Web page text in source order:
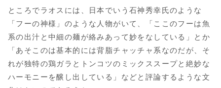
ところでラオスには、日本でいう石神秀幸氏のような
「フーの神様」のような人物がいて、「ここのフーは魚
系の出汁と中細の麺が絡みあって妙をなしている」とか
「あそこのは基本的には背脂チャッチャ系なのだが、そ
れが独特の鶏ガラとトンコツのミックススープと絶妙な
ハーモニーを醸し出している」などと評論するような文